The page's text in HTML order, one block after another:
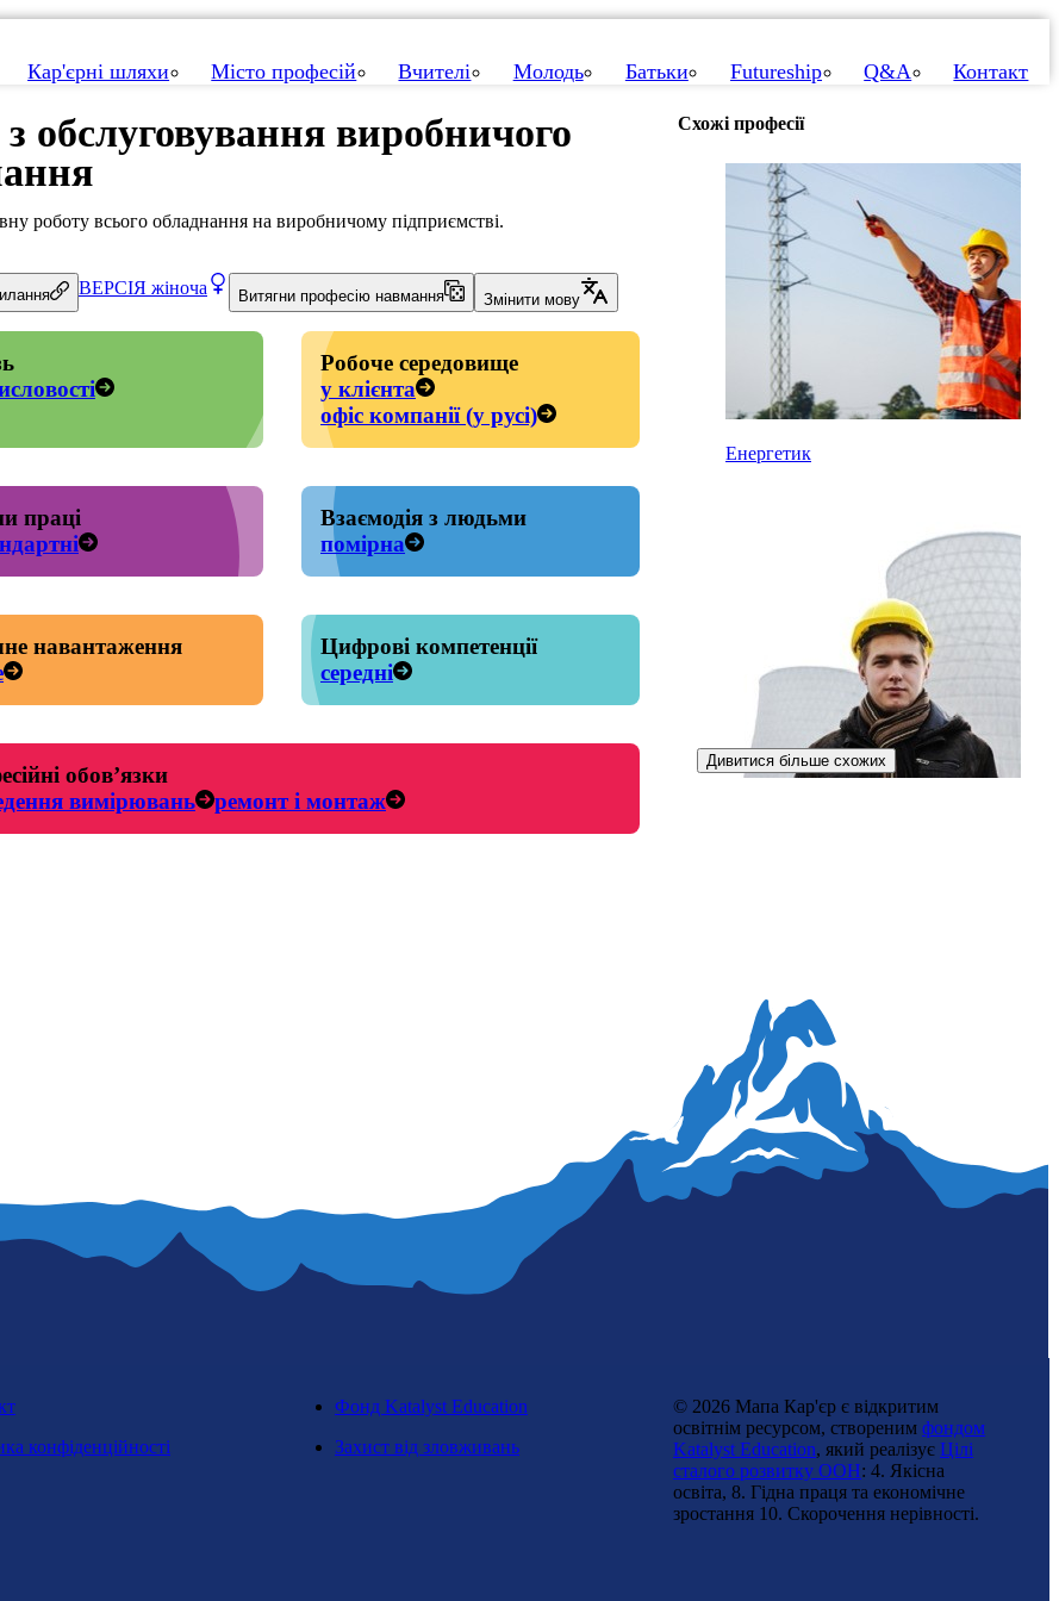
Кар'єрні шляхи Місто професій Вчителі Молодь Батьки Futureship Q&A Контакт
з обслуговування виробничого
роботу всього обладнання на виробничому підприємстві.
ВЕРСІЯ жіноча Витягни професію навмання Змінити мову
Робоче середовище
у клієнта
офіс компанії (у русі)
праці
Взаємодія з людьми
помірна
навантаження
Цифрові компетенції
середні
обов’язки
вимірювань
ремонт і монтаж
Схожі професії
Енергетик
Реакторний хімік
Оператор виробничих процесів
Дивитися більше схожих
конфіденційності
Фонд Katalyst Education
Захист від зловживань
© 2026 Мапа Кар'єр є відкритим
освітнім ресурсом, створеним фондом
Katalyst Education, який реалізує Цілі
сталого розвитку ООН: 4. Якісна
освіта, 8. Гідна праця та економічне
зростання 10. Cкорочення нерівності.